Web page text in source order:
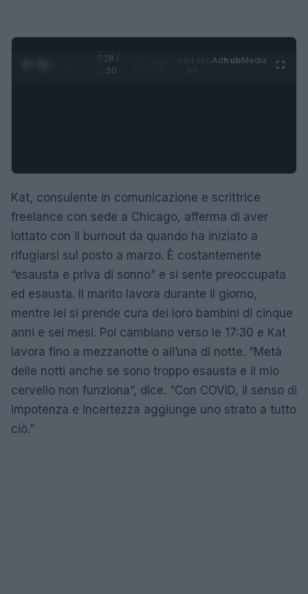
0:29 /
1:50
AdhubMedia
Kat, consulente in comunicazione e scrittrice
freelance con sede a Chicago, afferma di aver
lottato con il burnout da quando ha iniziato a
rifugiarsi sul posto a marzo. È costantemente
“esausta e priva di sonno” e si sente preoccupata
ed esausta. Il marito lavora durante il giorno,
mentre lei si prende cura dei loro bambini di cinque
anni e sei mesi. Poi cambiano verso le 17:30 e Kat
lavora fino a mezzanotte o all’una di notte. “Metà
delle notti anche se sono troppo esausta e il mio
cervello non funziona”, dice. “Con COVID, il senso di
impotenza e incertezza aggiunge uno strato a tutto
ciò.”